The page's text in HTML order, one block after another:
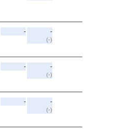
-
-
(-)
-
-
(-)
-
-
(-)